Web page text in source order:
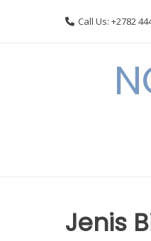
Call Us: +2782
Jenis